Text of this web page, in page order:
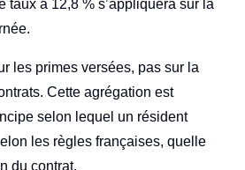
taux à 12,8 % s’appliquera sur la
les primes versées, pas sur la
Cette agrégation est
selon lequel un résident
les règles françaises, quelle
du contrat.